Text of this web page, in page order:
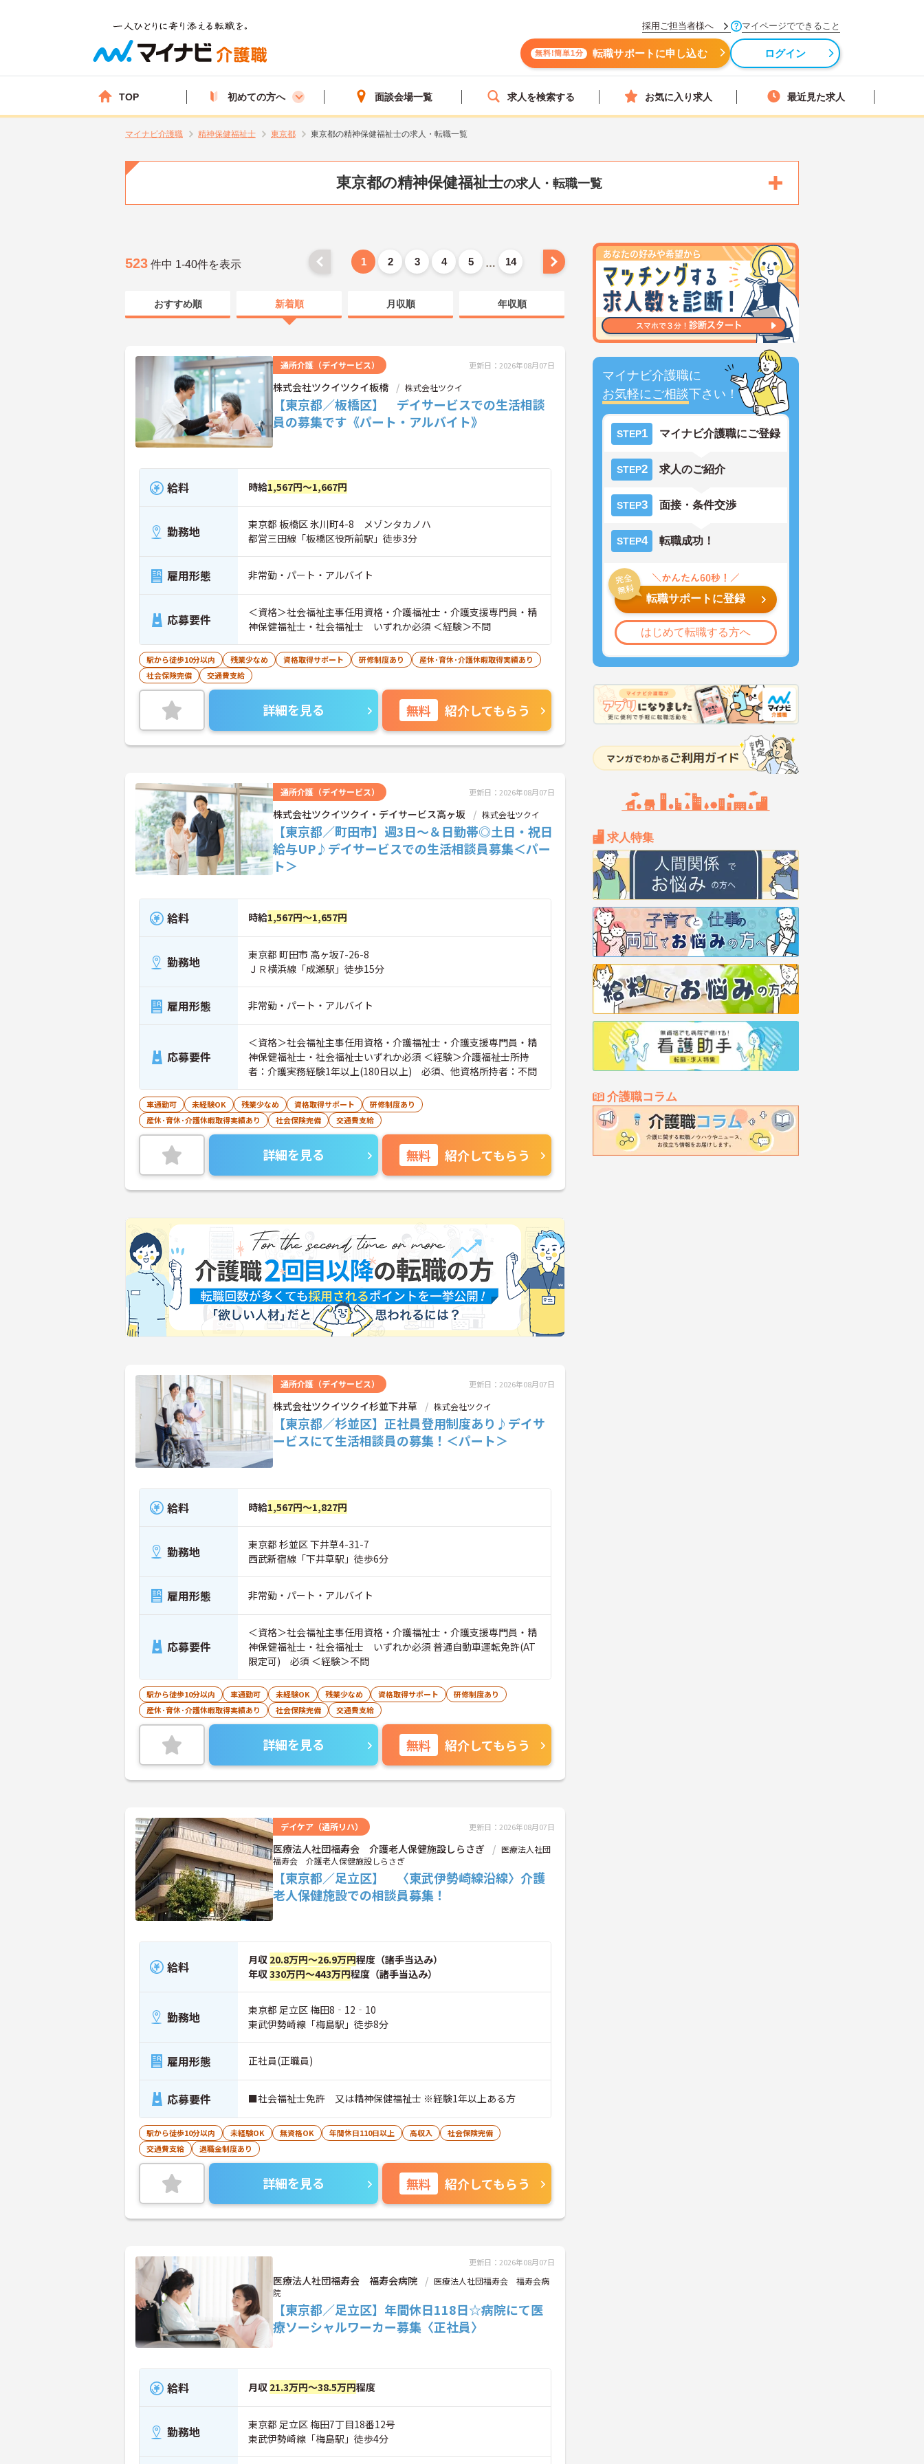
採用ご担当者様へ マイページでできること
無料!簡単1分 転職サポートに申し込む ログイン
TOP 初めての方へ 面談会場一覧 求人を検索する お気に入り求人 最近見た求人
マイナビ介護職 精神保健福祉士 東京都 東京都の精神保健福祉士の求人・転職一覧
東京都の精神保健福祉士の求人・転職一覧
マイナビ介護職に
お気軽にご相談下さい！
STEP1 マイナビ介護職にご登録
STEP2 求人のご紹介
STEP3 面接・条件交渉
STEP4 転職成功！
転職サポートに登録
はじめて転職する方へ
求人特集
介護職コラム
523 件中 1-40件を表示 1 2 3 4 5 … 14
おすすめ順 新着順 月収順 年収順
通所介護（デイサービス） 更新日：2026年08月07日
株式会社ツクイツクイ板橋 株式会社ツクイ
【東京都／板橋区】 デイサービスでの生活相談
員の募集です《パート・アルバイト》
給料 時給1,567円～1,667円
勤務地
東京都 板橋区 氷川町4-8 メゾンタカノハ
都営三田線「板橋区役所前駅」徒歩3分
雇用形態 非常勤・パート・アルバイト
応募要件
＜資格＞社会福祉主事任用資格・介護福祉士・介護支援専門員・精
神保健福祉士・社会福祉士 いずれか必須 ＜経験＞不問
駅から徒歩10分以内 残業少なめ 資格取得サポート 研修制度あり
産休･育休･介護休暇取得実績あり
社会保険完備
交通費支給
詳細を見る 無料 紹介してもらう
通所介護（デイサービス） 更新日：2026年08月07日
株式会社ツクイツクイ・デイサービス高ヶ坂 株式会社ツクイ
【東京都／町田市】週3日～＆日勤帯◎土日・祝日
給与UP♪デイサービスでの生活相談員募集＜パー
ト＞
給料 時給1,567円～1,657円
勤務地
東京都 町田市 高ヶ坂7-26-8
ＪＲ横浜線「成瀬駅」徒歩15分
雇用形態 非常勤・パート・アルバイト
応募要件
＜資格＞社会福祉主事任用資格・介護福祉士・介護支援専門員・精
神保健福祉士・社会福祉士いずれか必須 ＜経験＞介護福祉士所持
者：介護実務経験1年以上(180日以上) 必須、他資格所持者：不問
車通勤可 未経験OK 残業少なめ 資格取得サポート
研修制度あり
産休･育休･介護休暇取得実績あり
社会保険完備 交通費支給
詳細を見る 無料 紹介してもらう
通所介護（デイサービス） 更新日：2026年08月07日
株式会社ツクイツクイ杉並下井草 株式会社ツクイ
【東京都／杉並区】正社員登用制度あり♪デイサ
ービスにて生活相談員の募集！＜パート＞
給料 時給1,567円～1,827円
勤務地
東京都 杉並区 下井草4-31-7
西武新宿線「下井草駅」徒歩6分
雇用形態 非常勤・パート・アルバイト
応募要件
＜資格＞社会福祉主事任用資格・介護福祉士・介護支援専門員・精
神保健福祉士・社会福祉士 いずれか必須 普通自動車運転免許(AT
限定可) 必須 ＜経験＞不問
駅から徒歩10分以内 車通勤可 未経験OK 残業少なめ 資格取得サポート
研修制度あり
産休･育休･介護休暇取得実績あり
社会保険完備 交通費支給
詳細を見る 無料 紹介してもらう
デイケア（通所リハ） 更新日：2026年08月07日
医療法人社団福寿会 介護老人保健施設しらさぎ
医療法人社団
福寿会 介護老人保健施設しらさぎ
【東京都／足立区】 〈東武伊勢崎線沿線〉介護
老人保健施設での相談員募集！
給料 月収 20.8万円～26.9万円程度（諸手当込み）
年収330万円～443万円程度（諸手当込み）
勤務地
東京都 足立区 梅田8‐12‐10
東武伊勢崎線「梅島駅」徒歩8分
雇用形態 正社員(正職員)
応募要件 ■社会福祉士免許 又は精神保健福祉士 ※経験1年以上ある方
駅から徒歩10分以内 未経験OK 無資格OK 年間休日110日以上 高収入
社会保険完備
交通費支給
退職金制度あり
詳細を見る 無料 紹介してもらう
更新日：2026年08月07日
医療法人社団福寿会 福寿会病院
医療法人社団福寿会 福寿会病
院
【東京都／足立区】年間休日118日☆病院にて医
療ソーシャルワーカー募集〈正社員〉
給料 月収 21.3万円～38.5万円程度
勤務地
東京都 足立区 梅田7丁目18番12号
東武伊勢崎線「梅島駅」徒歩4分